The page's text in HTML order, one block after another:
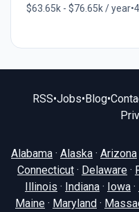
$63.65k - $76.65k / year•
RSS•Jobs• Blog•
Alabama · Alaska · Arizona
Connecticut · Delaware ·
Illinois · Indiana · Iowa ·
Maine · Maryland ·